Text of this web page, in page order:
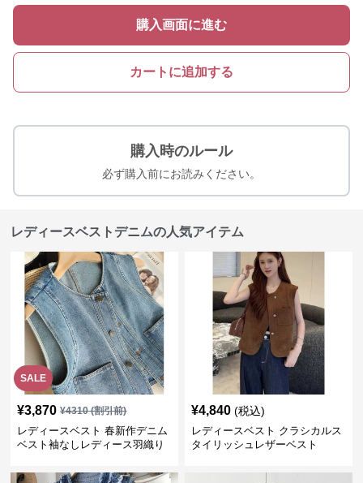
購入画面に進む
カートに追加する
購入時のルール
必ず購入前にお読みください。
レディースベストデニムの人気アイテム
SALE
¥3,870 ¥4310(割引前)
レディースベスト 春新作デニム
ベスト袖なしレディース羽織り
¥4,840 (税込)
レディースベスト クラシカルス
タイリッシュレザーベスト